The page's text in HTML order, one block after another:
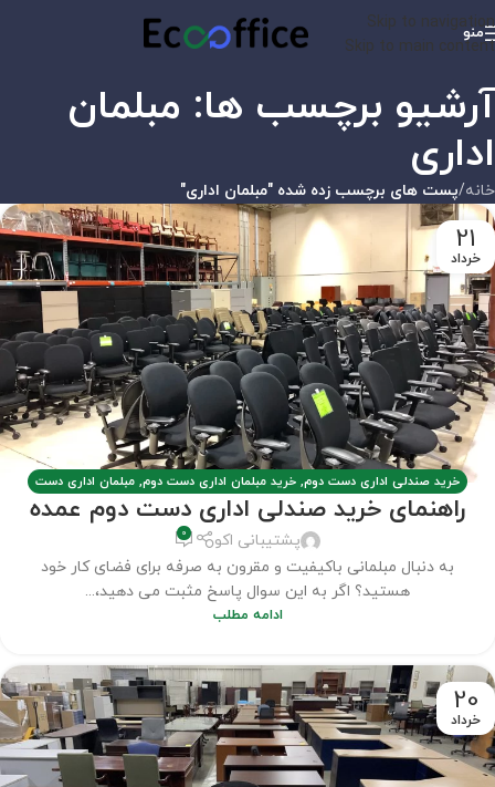
Skip to navigation
Skip to main content
منو
آرشیو برچسب ها: مبلمان
اداری
خانه/پست های برچسب زده شده "مبلمان اداری"
21
خرداد
خرید صندلی اداری دست دوم, خرید مبلمان اداری دست دوم, مبلمان اداری دست
دوم
مطالب
راهنمای خرید صندلی اداری دست دوم عمده
پشتیبانی اکو 0
به دنبال مبلمانی باکیفیت و مقرون به صرفه برای فضای کار خود
هستید؟ اگر به این سوال پاسخ مثبت می دهید،...
ادامه مطلب
20
خرداد